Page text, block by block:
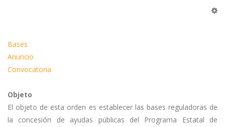
Bases
Anuncio
Convocatoria
Objeto
El objeto de esta orden es establecer las bases reguladoras de
la concesión de ayudas públicas del Programa Estatal de